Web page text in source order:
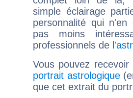
simple éclairage
personnalité qui n'en
pas moins
professionnels de l'
Vous pouvez
portrait astrologique
que cet extrait du